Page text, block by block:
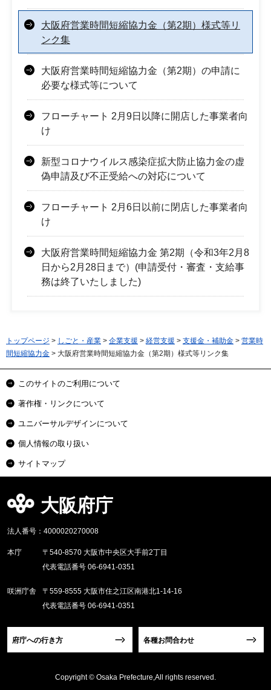
大阪府営業時間短縮協力金（第2期）様式等リ
ンク集
大阪府営業時間短縮協力金（第2期）の申請に
必要な様式等について
フローチャート 2月9日以降に開店した事業者向
け
新型コロナウイルス感染症拡大防止協力金の虚
偽申請及び不正受給への対応について
フローチャート 2月6日以前に閉店した事業者向
け
大阪府営業時間短縮協力金 第2期（令和3年2月8
日から2月28日まで）(申請受付・審査・支給事
務は終了いたしました)
トップページ > しごと・産業 > 企業支援 > 経営支援 > 支援金・補助金 > 営業時
間短縮協力金 > 大阪府営業時間短縮協力金（第2期）様式等リンク集
このサイトのご利用について
著作権・リンクについて
ユニバーサルデザインについて
個人情報の取り扱い
サイトマップ
大阪府庁
法人番号：4000020270008
本庁
〒540-8570 大阪市中央区大手前2丁目
代表電話番号 06-6941-0351
咲洲庁舎
〒559-8555 大阪市住之江区南港北1-14-16
代表電話番号 06-6941-0351
府庁への行き方 各種お問合わせ
Copyright © Osaka Prefecture,All rights reserved.